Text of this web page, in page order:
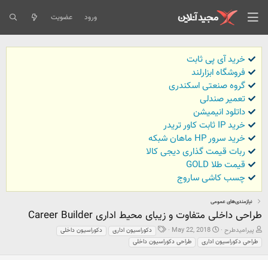
ورود عضویت
خرید آی پی ثابت
فروشگاه ابزارلند
گروه صنعتی اسکندری
تعمیر صندلی
داتلود انیمیشن
خرید IP ثابت کاور تریدر
خرید سرور HP ماهان شبکه
ربات قیمت گذاری دیجی کالا
قیمت طلا GOLD
چسب کاشی ساروج
نیازمندی‌های عمومی
طراحی داخلی متفاوت و زیبای محیط اداری Career Builder
ش
ر
و
پیرامیدطرح
ت
ا
ر
May 22, 2018
ب
ر
چ
دکوراسیون اداری
دکوراسیون داخلی
طراحی دکوراسیون اداری
طراحی دکوراسیون داخلی